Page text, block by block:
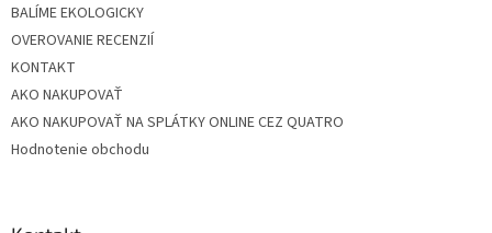
BALÍME EKOLOGICKY
OVEROVANIE RECENZIÍ
KONTAKT
AKO NAKUPOVAŤ
AKO NAKUPOVAŤ NA SPLÁTKY ONLINE CEZ QUATRO
Hodnotenie obchodu